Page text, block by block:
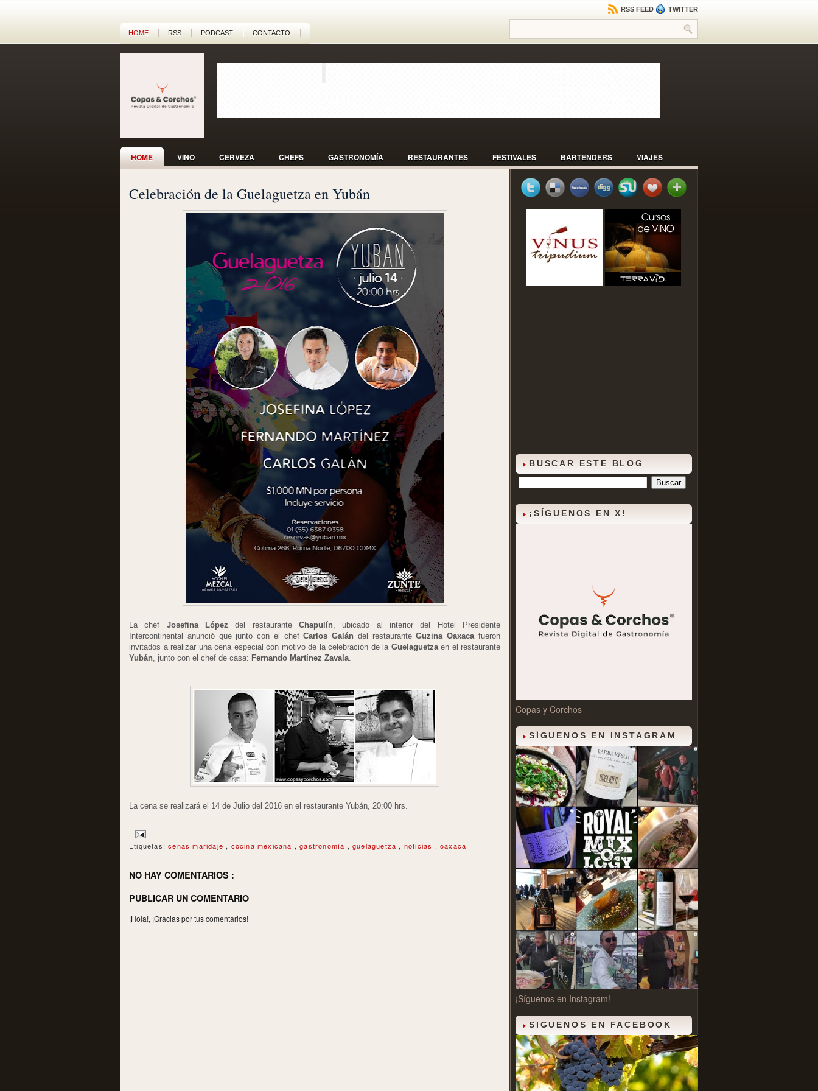
HOME RSS PODCAST CONTACTO
RSS FEED TWITTER
HOME VINO CERVEZA CHEFS GASTRONOMÍA RESTAURANTES FESTIVALES BARTENDERS VIAJES
Celebración de la Guelaguetza en Yubán
La chef Josefina López del restauranteChapulín, ubicado al interior del Hotel Presidente
Intercontinental anunció que junto con el chefCarlos Galán del restauranteGuzina Oaxacafueron
invitados a realizar una cena especial con motivo de la celebración de laGuelaguetzaen el restaurante
Yubán, junto con el chef de casa: Fernando Martínez Zavala.
La cena se realizará el 14 de Julio del 2016 en el restaurante Yubán, 20:00 hrs.
Etiquetas:cenas maridaje , cocina mexicana ,gastronomía ,guelaguetza , noticias ,oaxaca
NO HAY COMENTARIOS :
PUBLICAR UN COMENTARIO
¡Hola!, ¡Gracias por tus comentarios!
BUSCAR ESTE BLOG
¡SÍGUENOS EN X!
Copas y Corchos
SÍGUENOS EN INSTAGRAM
¡Síguenos en Instagram!
SIGUENOS EN FACEBOOK